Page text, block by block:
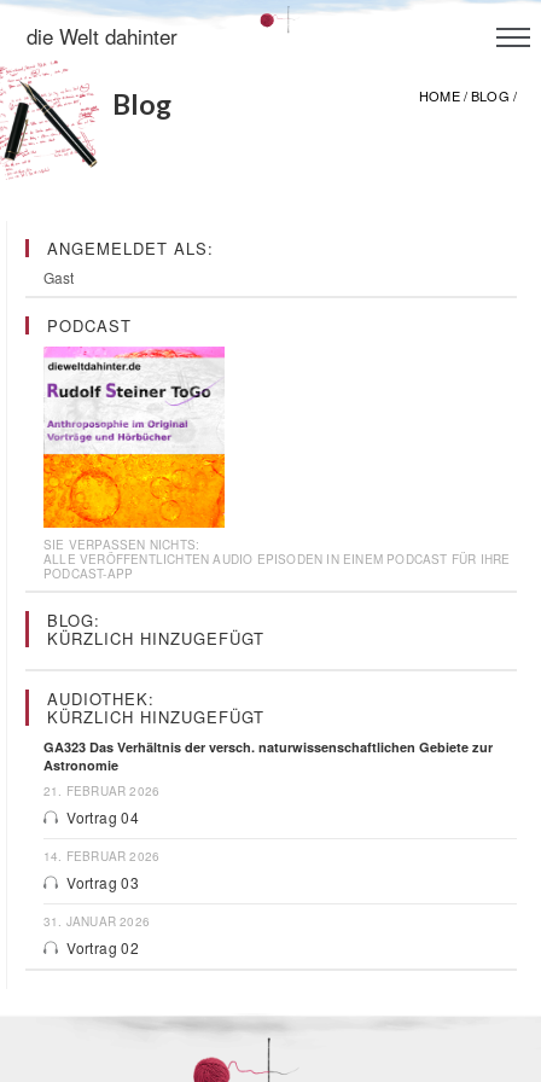
die Welt dahinter
Blog HOME /BLOG /
ANGEMELDET ALS:
Gast
PODCAST
SIE VERPASSEN NICHTS:
ALLE VERÖFFENTLICHTEN AUDIO EPISODEN IN EINEM PODCAST FÜR IHRE
PODCAST-APP
BLOG:
KÜRZLICH HINZUGEFÜGT
AUDIOTHEK:
KÜRZLICH HINZUGEFÜGT
GA323 Das Verhältnis der versch. naturwissenschaftlichen Gebiete zur
Astronomie
21. FEBRUAR 2026
Vortrag 04
14. FEBRUAR 2026
Vortrag 03
31. JANUAR 2026
Vortrag 02